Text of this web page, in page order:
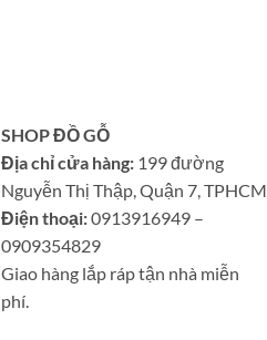
SHOP ĐỒ GỖ
Địa chỉ cửa hàng: 199 đường
Nguyễn Thị Thập, Quận 7, TPHCM
Điện thoại:0913916949 –
0909354829
Giao hàng lắp ráp tận nhà miễn
phí.